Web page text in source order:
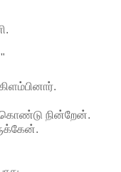
கொண்டு நின்றேன்.